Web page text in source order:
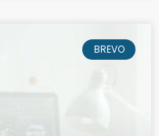
BREVO